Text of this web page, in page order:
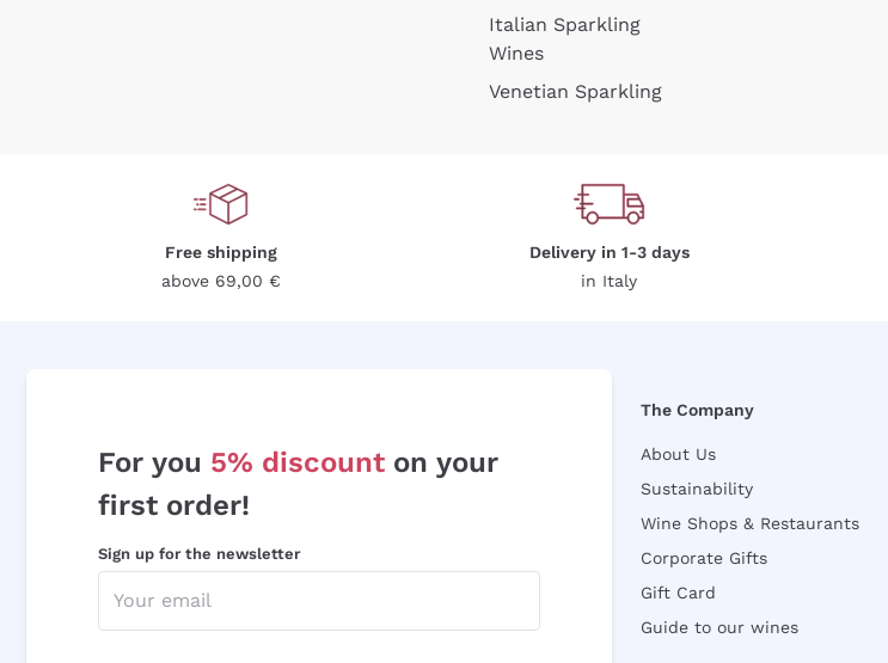
Italian Sparkling
Wines
Venetian Sparkling
Free shipping
above 69,00 €
Delivery in 1-3 days
in Italy
For you 5% discount on your
first order!
Sign up for the newsletter
The Company
About Us
Sustainability
Wine Shops & Restaurants
Corporate Gifts
Gift Card
Guide to our wines